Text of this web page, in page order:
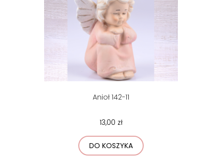
Anioł 142-11
13,00 zł
DO KOSZYKA